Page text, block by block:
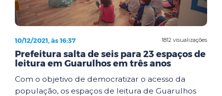
1812 visualizações
10/12/2021, às 16:37
Prefeitura salta de seis para 23 espaços de
leitura em Guarulhos em três anos
Com o objetivo de democratizar o acesso da
população, os espaços de leitura de Guarulhos